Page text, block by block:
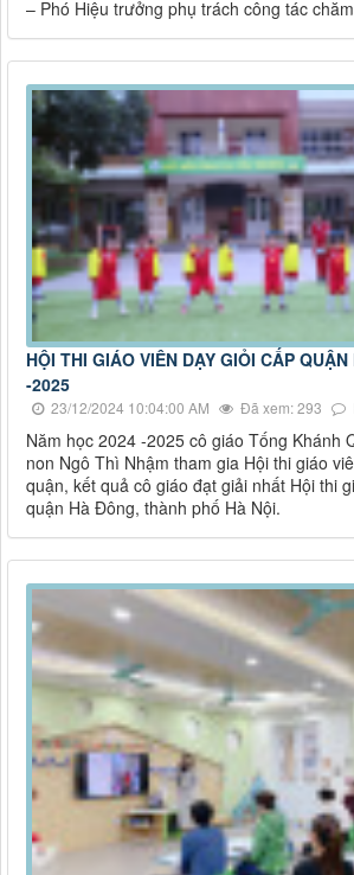
– Phó Hiệu trưởng phụ trách công tác
HỘI THI GIÁO VIÊN DẠY GIỎI CẤP
-2025
23/12/2024 10:04:00 AM Đã xem: 293
Năm học 2024 -2025 cô giáo Tống Khánh
non Ngô Thì Nhậm tham gia Hội thi giáo
quận, kết quả cô giáo đạt giải nhất Hội thi
quận Hà Đông, thành phố Hà Nội.